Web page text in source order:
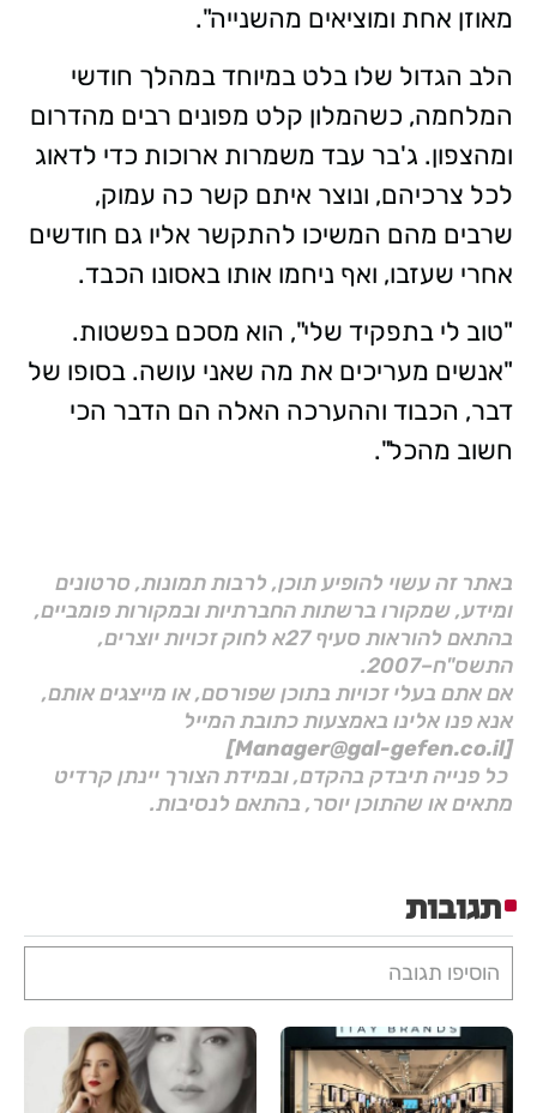
מאוזן אחת ומוציאים מהשנייה".
הלב הגדול שלו בלט במיוחד במהלך חודשי
המלחמה, כשהמלון קלט מפונים רבים מהדרום
ומהצפון. ג'בר עבד משמרות ארוכות כדי לדאוג
לכל צרכיהם, ונוצר איתם קשר כה עמוק,
שרבים מהם המשיכו להתקשר אליו גם חודשים
אחרי שעזבו, ואף ניחמו אותו באסונו הכבד.
"טוב לי בתפקיד שלי", הוא מסכם בפשטות.
"אנשים מעריכים את מה שאני עושה. בסופו של
דבר, הכבוד וההערכה האלה הם הדבר הכי
חשוב מהכל".
באתר זה עשוי להופיע תוכן, לרבות תמונות, סרטונים
ומידע, שמקורו ברשתות החברתיות ובמקורות פומביים,
בהתאם להוראות סעיף 27א לחוק זכויות יוצרים,
התשס"ח–2007.
אם אתם בעלי זכויות בתוכן שפורסם, או מייצגים אותם,
אנא פנו אלינו באמצעות כתובת המייל
[Manager@gal-gefen.co.il]
כל פנייה תיבדק בהקדם, ובמידת הצורך יינתן קרדיט
מתאים או שהתוכן יוסר, בהתאם לנסיבות.
תגובות
הוסיפו תגובה